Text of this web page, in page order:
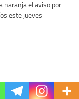
naranja el aviso por
este jueves